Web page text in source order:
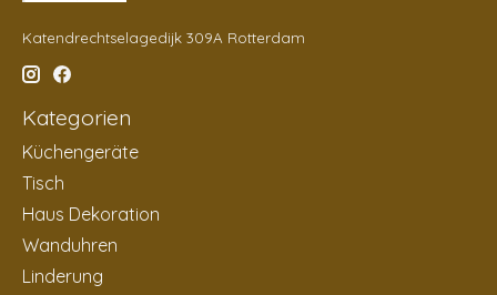
Katendrechtselagedijk 309A Rotterdam
Kategorien
Küchengeräte
Tisch
Haus Dekoration
Wanduhren
Linderung